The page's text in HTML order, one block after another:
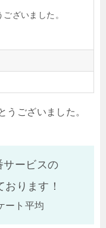
ざいました。
うございました。
サービスの
おります！
ート平均